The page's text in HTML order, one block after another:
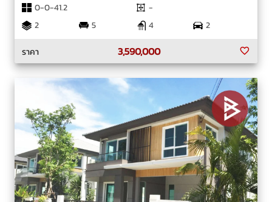
0-0-41.2
-
2
5 4
2
ราคา
3,590,000